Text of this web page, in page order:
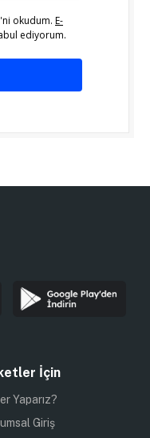
okudum. E-
ediyorum.
İçin
Yaparız?
Giriş